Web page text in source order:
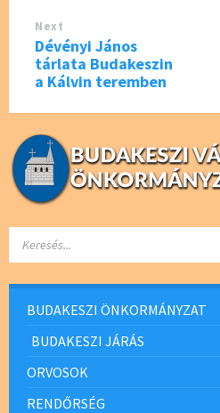
Next
Dévényi János
tárlata Budakeszin
a Kálvin teremben
BUDAKESZI ÖNKORMÁNYZAT
BUDAKESZI JÁRÁS
ORVOSOK
RENDŐRSÉG